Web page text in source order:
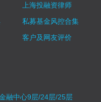
上海投融资律师
私募基金风控合集
客户及网友评价
融中心9层/24层/25层